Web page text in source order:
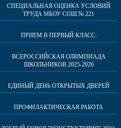
СПЕЦИАЛЬНАЯ ОЦЕНКА УСЛОВИЙ
ТРУДА МБОУ СОШ № 221
ПРИЕМ В ПЕРВЫЙ КЛАСС.
ВСЕРОССИЙСКАЯ ОЛИМПИАДА
ШКОЛЬНИКОВ 2025-2026
ЕДИНЫЙ ДЕНЬ ОТКРЫТЫХ ДВЕРЕЙ
ПРОФИЛАКТИЧЕСКАЯ РАБОТА